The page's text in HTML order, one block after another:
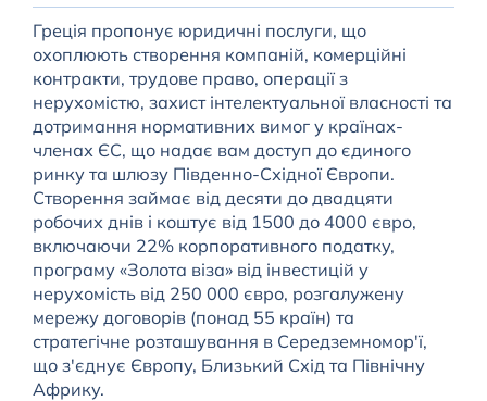
Греція пропонує юридичні послуги, що
охоплюють створення компаній, комерційні
контракти, трудове право, операції з
нерухомістю, захист інтелектуальної власності та
дотримання нормативних вимог у країнах-
членах ЄС, що надає вам доступ до єдиного
ринку та шлюзу Південно-Східної Європи.
Створення займає від десяти до двадцяти
робочих днів і коштує від 1500 до 4000 євро,
включаючи 22% корпоративного податку,
програму «Золота віза» від інвестицій у
нерухомість від 250 000 євро, розгалужену
мережу договорів (понад 55 країн) та
стратегічне розташування в Середземномор'ї,
що з'єднує Європу, Близький Схід та Північну
Африку.